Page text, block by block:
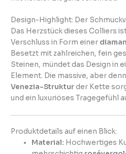
Design-Highlight: Der
Das Herzstück dieses Colliers
Verschluss in Form einer
Besetzt mit zahlreichen, fein
Steinen, mündet das Design in
Element. Die massive, aber
Venezia-Strukturder Kette
und ein luxuriöses Tragegefühl
Produktdetails auf einen Blick:
Material: Hochwertiges